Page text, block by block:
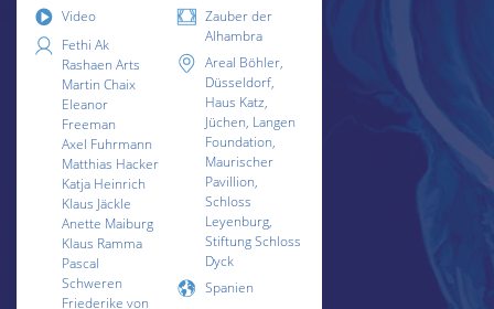
Video
Fethi Ak
Rashaen Arts
Martin Chaix
Eleanor
Freeman
Axel Fuhrmann
Matthias Hacker
Katja Heinrich
Klaus Jäckle
Anette Maiburg
Klaus Ramma
Pascal
Schweren
Friederike von
Zauber der
Alhambra
Areal Böhler,
Düsseldorf,
Haus Katz,
Jüchen, Langen
Foundation,
Maurischer
Pavillion,
Schloss
Leyenburg,
Stiftung Schloss
Dyck
Spanien